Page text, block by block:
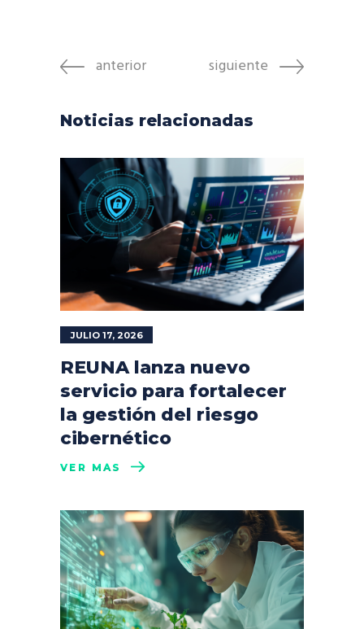
anterior siguiente
Noticias relacionadas
JULIO 17, 2026
REUNA lanza nuevo
servicio para fortalecer
la gestión del riesgo
cibernético
VER MÁS